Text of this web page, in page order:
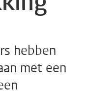
hebben
met een